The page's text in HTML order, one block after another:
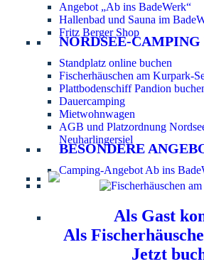
Angebot „Ab ins BadeWerk“
Hallenbad und Sauna im
Fritz Berger Shop
NORDSEE-CAMPING
Standplatz online buchen
Fischerhäuschen am Kurpark-
Plattbodenschiff Pandion
Dauercamping
Mietwohnwagen
AGB und Platzordnung
Neuharlingersiel
BESONDERE
Camping-Angebot Ab ins
Als Gast
Als
Jetzt